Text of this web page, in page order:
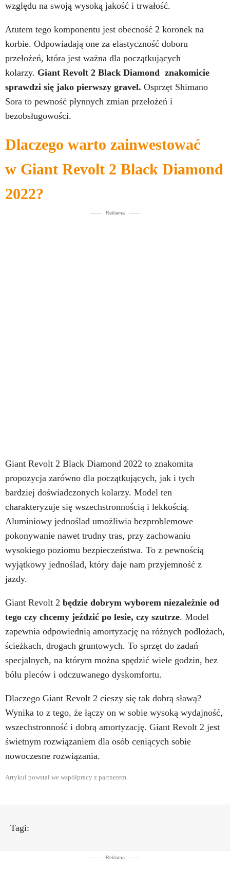
względu na swoją wysoką jakość i trwałość.
Atutem tego komponentu jest obecność 2 koronek na
korbie. Odpowiadają one za elastyczność doboru
przełożeń, która jest ważna dla początkujących
kolarzy. Giant Revolt 2 Black Diamond znakomicie
sprawdzi się jako pierwszy gravel. Osprzęt Shimano
Sora to pewność płynnych zmian przełożeń i
bezobsługowości.
Dlaczego warto zainwestować
w Giant Revolt 2 Black Diamond
2022?
Reklama
Giant Revolt 2 Black Diamond 2022 to znakomita
propozycja zarówno dla początkujących, jak i tych
bardziej doświadczonych kolarzy. Model ten
charakteryzuje się wszechstronnością i lekkością.
Aluminiowy jednoślad umożliwia bezproblemowe
pokonywanie nawet trudny tras, przy zachowaniu
wysokiego poziomu bezpieczeństwa. To z pewnością
wyjątkowy jednoślad, który daje nam przyjemność z
jazdy.
Giant Revolt 2 będzie dobrym wyborem niezależnie od
tego czy chcemy jeździć po lesie, czy szutrze. Model
zapewnia odpowiednią amortyzację na różnych podłożach,
ścieżkach, drogach gruntowych. To sprzęt do zadań
specjalnych, na którym można spędzić wiele godzin, bez
bólu pleców i odczuwanego dyskomfortu.
Dlaczego Giant Revolt 2 cieszy się tak dobrą sławą?
Wynika to z tego, że łączy on w sobie wysoką wydajność,
wszechstronność i dobrą amortyzację. Giant Revolt 2 jest
świetnym rozwiązaniem dla osób ceniących sobie
nowoczesne rozwiązania.
Artykuł powstał we współpracy z partnerem.
Tagi:
Reklama